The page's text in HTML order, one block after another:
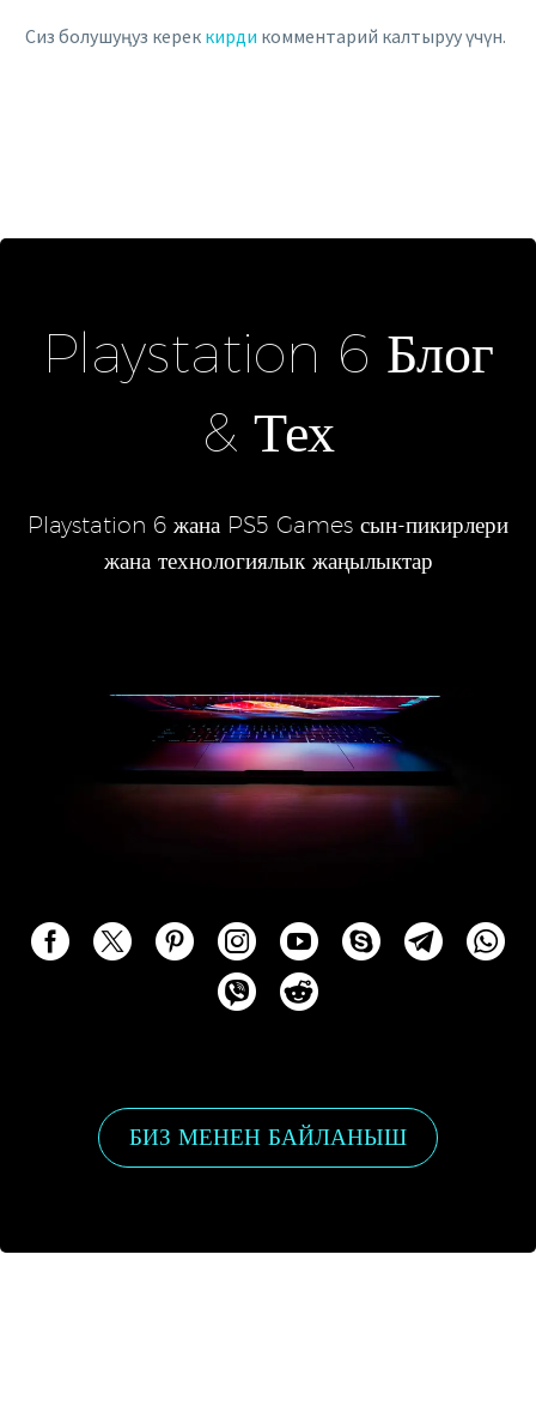
Сиз болушуңуз керек кирди комментарий калтыруу үчүн.
Playstation 6 Блог
& Тех
Playstation 6 жана PS5 Games сын-пикирлери
жана технологиялык жаңылыктар
БИЗ МЕНЕН БАЙЛАНЫШ